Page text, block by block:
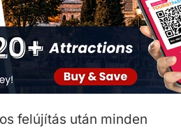
felújítás után minden